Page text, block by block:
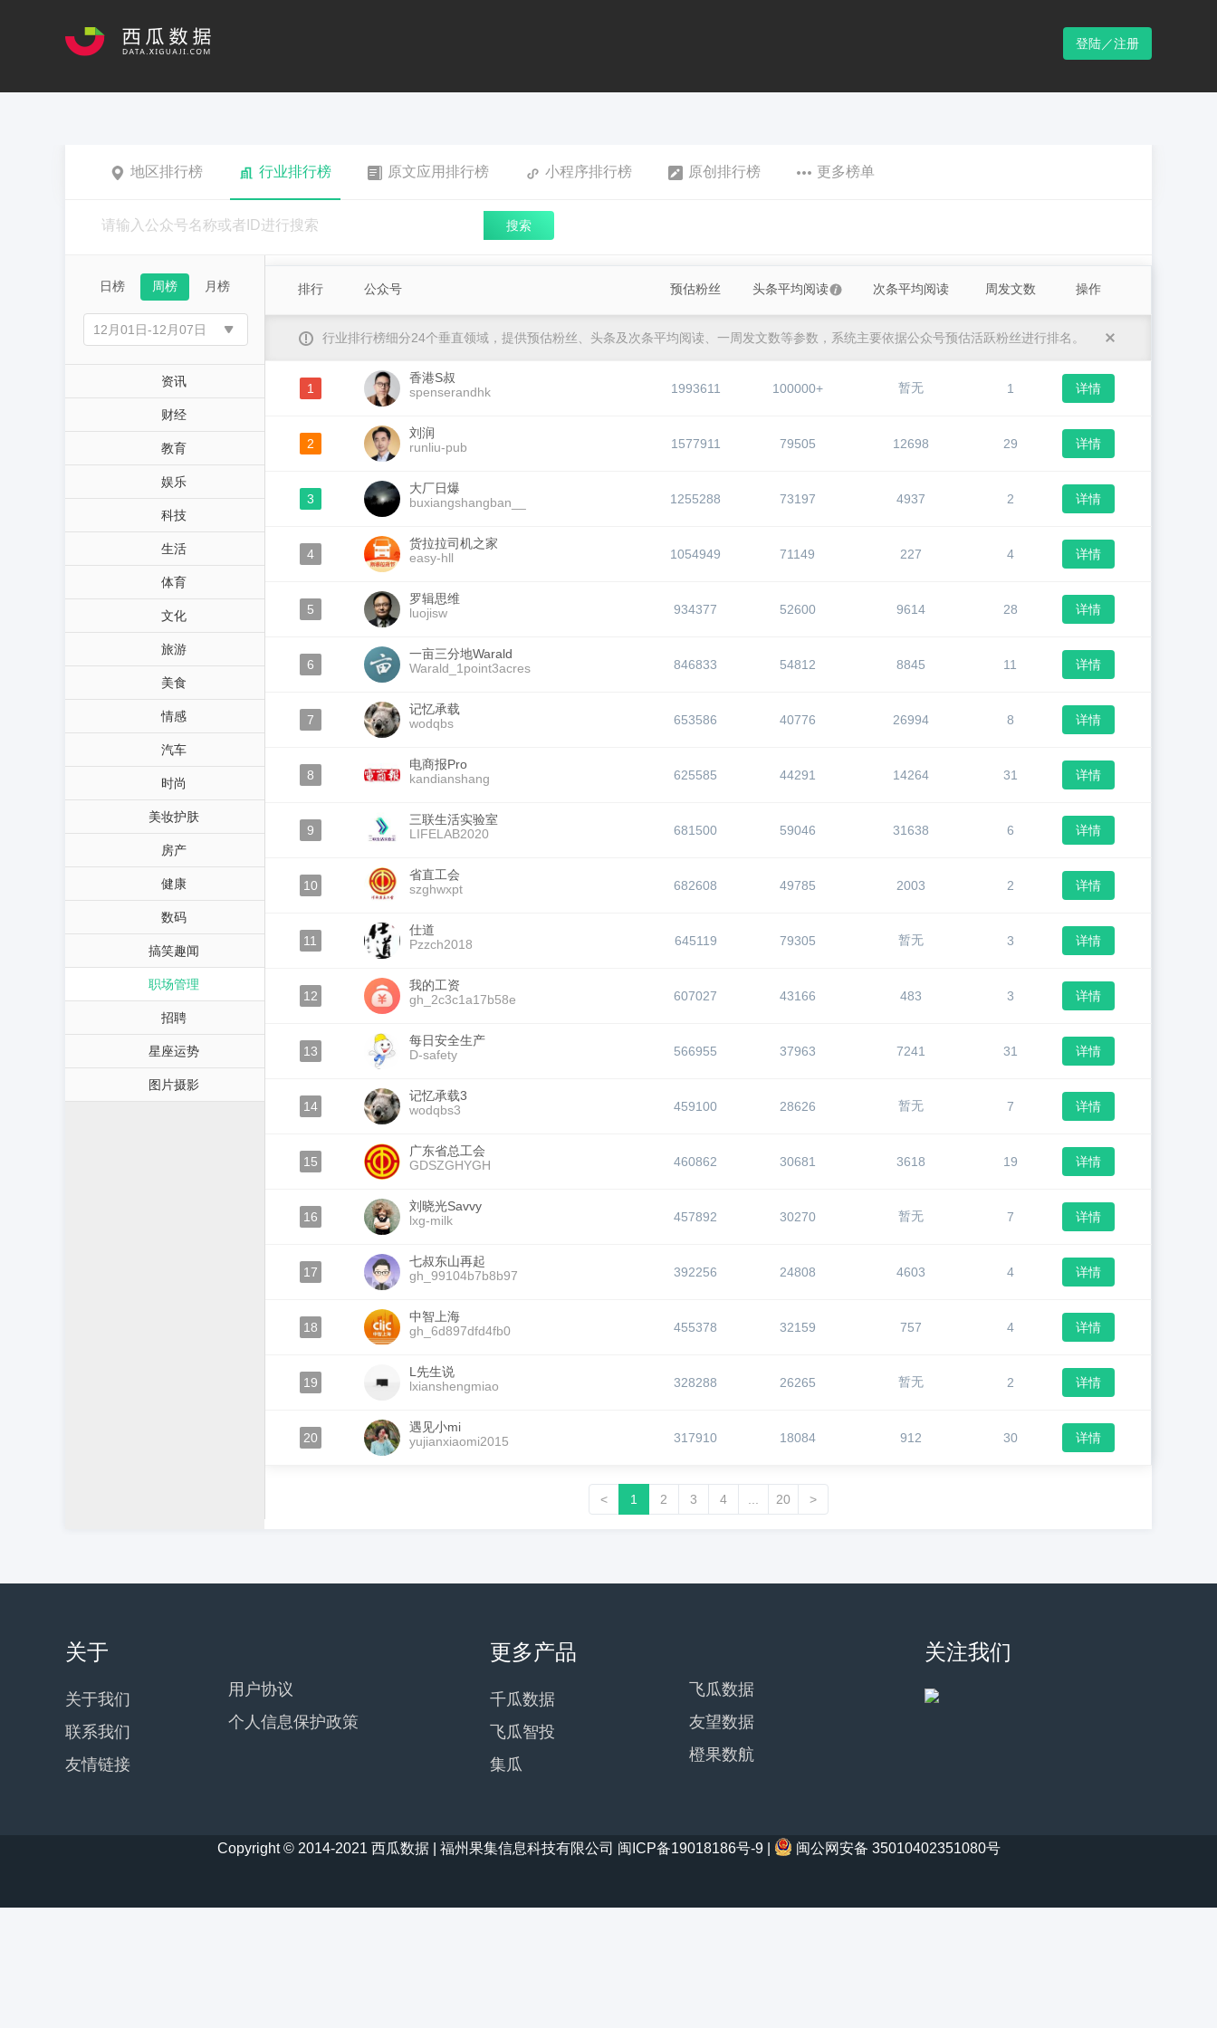
登陆／注册
地区排行榜 行业排行榜 原文应用排行榜 小程序排行榜 原创排行榜 更多榜单
搜索
日榜 周榜 月榜
资讯
财经
教育
娱乐
科技
生活
体育
文化
旅游
美食
情感
汽车
时尚
美妆护肤
房产
健康
数码
搞笑趣闻
职场管理
招聘
星座运势
图片摄影
排行 公众号 预估粉丝 头条平均阅读 次条平均阅读 周发文数 操作
行业排行榜细分24个垂直领域，提供预估粉丝、头条及次条平均阅读、一周发文数等参数，系统主要依据公众号预估活跃粉丝进行排名。
1
香港S叔
spenserandhk
1993611 100000+ 暂无 1 详情
2
刘润
runliu-pub
1577911 79505 12698 29 详情
3
大厂日爆
buxiangshangban__
1255288 73197 4937 2 详情
4
货拉拉司机之家
easy-hll
1054949 71149 227 4 详情
5
罗辑思维
luojisw
934377 52600 9614 28 详情
6
一亩三分地Warald
Warald_1point3acres
846833 54812 8845 11 详情
7
记忆承载
wodqbs
653586 40776 26994 8 详情
8
电商报Pro
kandianshang
625585 44291 14264 31 详情
9
三联生活实验室
LIFELAB2020
681500 59046 31638 6 详情
10
省直工会
szghwxpt
682608 49785 2003 2 详情
11
仕道
Pzzch2018
645119 79305 暂无 3 详情
12
我的工资
gh_2c3c1a17b58e
607027 43166 483 3 详情
13
每日安全生产
D-safety
566955 37963 7241 31 详情
14
记忆承载3
wodqbs3
459100 28626 暂无 7 详情
15
广东省总工会
GDSZGHYGH
460862 30681 3618 19 详情
16
刘晓光Savvy
lxg-milk
457892 30270 暂无 7 详情
17
七叔东山再起
gh_99104b7b8b97
392256 24808 4603 4 详情
18
中智上海
gh_6d897dfd4fb0
455378 32159 757 4 详情
19
L先生说
lxianshengmiao
328288 26265 暂无 2 详情
20
遇见小mi
yujianxiaomi2015
317910 18084 912 30 详情
< 1 2 3 4 20 >
关于
关于我们
联系我们
友情链接
用户协议
个人信息保护政策
更多产品
千瓜数据
飞瓜智投
集瓜
飞瓜数据
友望数据
橙果数航
关注我们
Copyright © 2014-2021 西瓜数据 | 福州果集信息科技有限公司 闽ICP备19018186号-9 闽公网安备 35010402351080号